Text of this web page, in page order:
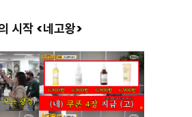
시작 <네고왕>